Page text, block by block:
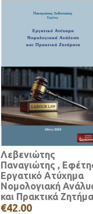
Λεβενιώτης
Παναγιώτης ,
Εργατικό Ατύχημα
Νομολογιακή
και Πρακτικά
€42.00